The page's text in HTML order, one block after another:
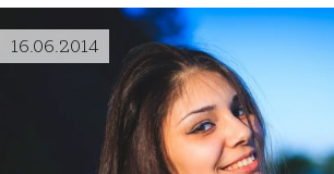
16.06.2014